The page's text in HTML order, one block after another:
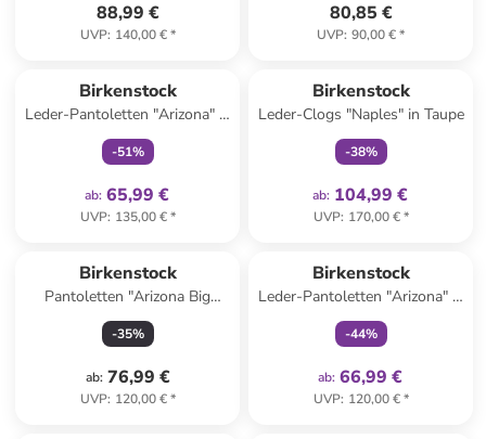
88,99 €
UVP: 140,00 €*
80,85 €
UVP: 90,00 €*
Birkenstock
Leder-Pantoletten "Arizona" in
Rosa
-51%
ab: 65,99 €
UVP: 135,00 €*
Birkenstock
Leder-Clogs "Naples" in Taupe
-38%
ab: 104,99 €
UVP: 170,00 €*
Birkenstock
Pantoletten "Arizona Big
Buckle" in Rosa
-35%
ab: 76,99 €
UVP: 120,00 €*
Birkenstock
Leder-Pantoletten "Arizona" in
Schwarz - Weite S
-44%
ab: 66,99 €
UVP: 120,00 €*